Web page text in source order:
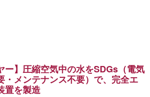
ー】圧縮空気中の水をSDGs（電気
・メンテナンス不要）で、完全エ
置を製造